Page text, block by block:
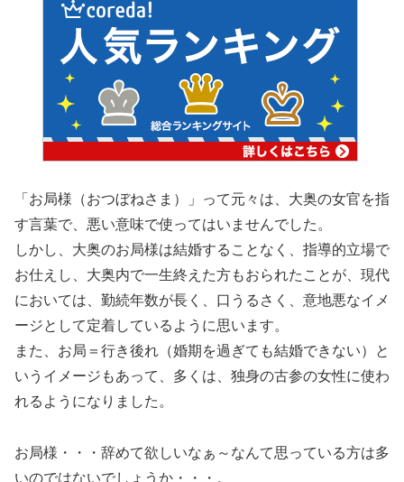
「お局様（おつぼねさま）」って元々は、大奥の女官を指
す言葉で、悪い意味で使ってはいませんでした。
しかし、大奥のお局様は結婚することなく、指導的立場で
お仕えし、大奥内で一生終えた方もおられたことが、現代
においては、勤続年数が長く、口うるさく、意地悪なイメ
ージとして定着しているように思います。
また、お局＝行き後れ（婚期を過ぎても結婚できない）と
いうイメージもあって、多くは、独身の古参の女性に使わ
れるようになりました。
お局様・・・辞めて欲しいなぁ～なんて思っている方は多
いのではないでしょうか・・・。